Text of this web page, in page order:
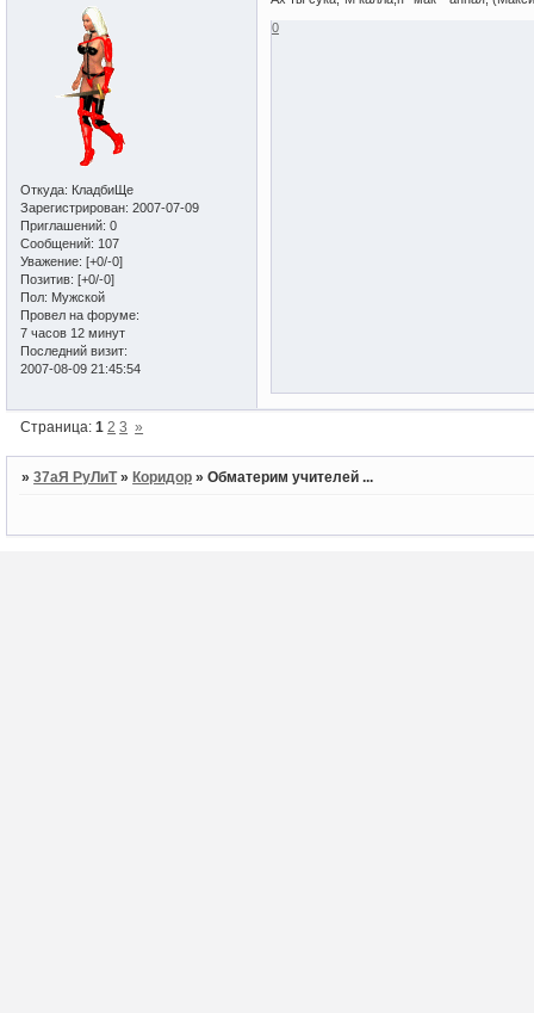
Откуда: КладбиЩе
Зарегистрирован: 2007-07-09
Приглашений: 0
Сообщений: 107
Уважение: [+0/-0]
Позитив: [+0/-0]
Пол: Мужской
Провел на форуме:
7 часов 12 минут
Последний визит:
2007-08-09 21:45:54
0
Страница:1 2 3 »
»37аЯ РуЛиТ »Коридор »Обматерим учителей ...